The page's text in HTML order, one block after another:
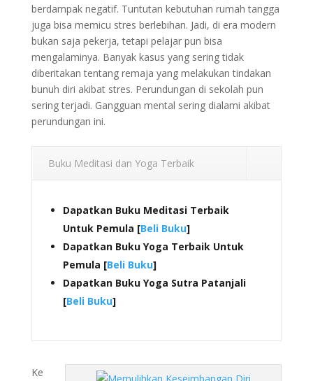
berdampak negatif. Tuntutan kebutuhan rumah tangga
juga bisa memicu stres berlebihan. Jadi, di era modern
bukan saja pekerja, tetapi pelajar pun bisa
mengalaminya. Banyak kasus yang sering tidak
diberitakan tentang remaja yang melakukan tindakan
bunuh diri akibat stres. Perundungan di sekolah pun
sering terjadi. Gangguan mental sering dialami akibat
perundungan ini.
Buku Meditasi dan Yoga Terbaik
Dapatkan Buku Meditasi Terbaik
Untuk Pemula [Beli Buku]
Dapatkan Buku Yoga Terbaik Untuk
Pemula [Beli Buku]
Dapatkan Buku Yoga Sutra Patanjali
[Beli Buku]
Ke